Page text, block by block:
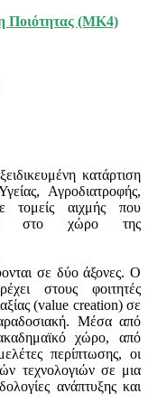
Ποιότητας (ΜΚ4)
κατάρτιση
Αγροδιατροφής,
τομείς αιχμής που
στο χώρο της
σε δύο άξονες. Ο
στους φοιτητές
αξίας (value creation) σε
Μέσα από
χώρο, από
περίπτωσης, οι
τεχνολογιών σε μια
ανάπτυξης και